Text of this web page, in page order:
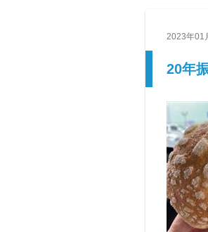
2023年01
20年